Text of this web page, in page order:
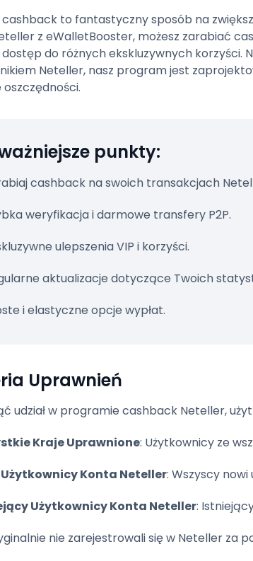
to fantastyczny sposób na
z eWalletBooster, możesz zarabiać
do różnych ekskluzywnych korzyści.
Neteller, nasz program jest
oszczędności.
punkty:
cashback na swoich transakcjach
weryfikacja i darmowe transfery P2P.
ulepszenia VIP i korzyści.
aktualizacje dotyczące Twoich
i elastyczne opcje wypłat.
Uprawnień
udział w programie cashback Neteller,
Kraje Uprawnione: Użytkownicy ze
Konta Neteller: Wszyscy
Użytkownicy Konta Neteller:
nie zarejestrowali się w Neteller za